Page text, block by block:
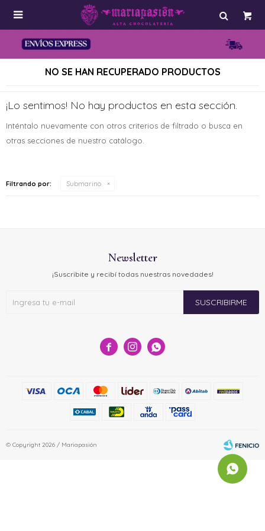

NO SE HAN RECUPERADO PRODUCTOS
¡Lo sentimos! No hay productos en esta sección.
Inténtalo nuevamente con otros criterios de filtrado o busca en
otras secciones de nuestro catálogo.
Filtrando por: Submarino
  
Newsletter
¡Suscribite y recibí todas nuestras novedades!
SUSCRIBIRME
© Copyright 2026 / Mariapasión